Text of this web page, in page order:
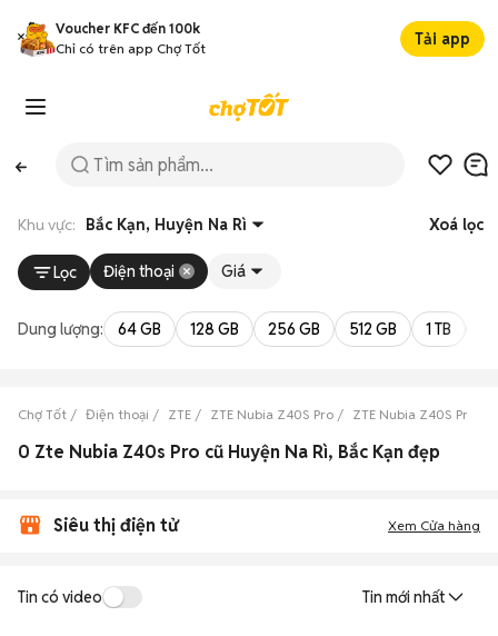
Voucher KFC đến 100k
Chỉ có trên app Chợ Tốt
Tải app
Khu vực: Bắc Kạn, Huyện Na Rì Xoá lọc
Lọc Điện thoại Giá
Dung lượng: 64 GB 128 GB 256 GB 512 GB 1 TB
Chợ Tốt Điện thoại ZTE ZTE Nubia Z40S Pro ZTE Nubia Z40S Pro
0 Zte Nubia Z40s Pro cũ Huyện Na Rì, Bắc Kạn đẹp
Siêu thị điện tử Xem Cửa hàng
Tin có video Tin mới nhất